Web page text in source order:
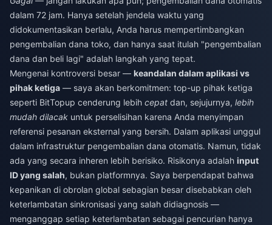
dalam 72 jam. Hanya setelah jendela waktu yang
didokumentasikan berlalu, Anda harus mempertimbangkan
pengembalian dana toko, dan hanya saat itulah "pengembalian
dana dan beli lagi" adalah langkah yang tepat.
Mengenai kontroversi besar — keandalan dalam aplikasi vs
pihak ketiga — saya akan berkomitmen: top-up pihak ketiga
seperti BitTopup cenderung lebih cepat dan, sejujurnya, lebih
mudah dilacak untuk perselisihan karena Anda menyimpan
referensi pesanan eksternal yang bersih. Dalam aplikasi unggul
dalam infrastruktur pengembalian dana otomatis. Namun, tidak
ada yang secara inheren lebih berisiko. Risikonya adalah input
ID yang salah, bukan platformnya. Saya berpendapat bahwa
kepanikan di obrolan global sebagian besar disebabkan oleh
keterlambatan sinkronisasi yang salah didiagnosis —
menganggap setiap keterlambatan sebagai pencurian hanya